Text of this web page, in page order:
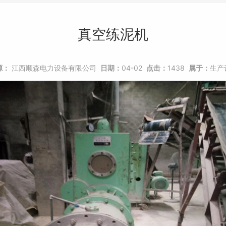
真空练泥机
江西顺森电力设备有限公司 日期： 04-02 点击： 1438 属于： 生产